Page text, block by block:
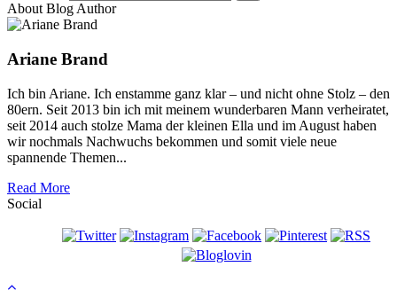
About Blog Author
Ariane Brand
Ich bin Ariane. Ich enstamme ganz klar – und nicht ohne Stolz – den
80ern. Seit 2013 bin ich mit meinem wunderbaren Mann verheiratet,
seit 2014 auch stolze Mama der kleinen Ella und im August haben
wir nochmals Nachwuchs bekommen und somit viele neue
spannende Themen...
Read More
Social